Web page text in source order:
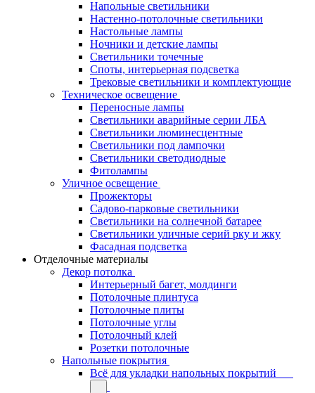
Напольные светильники
Настенно-потолочные светильники
Настольные лампы
Ночники и детские лампы
Светильники точечные
Споты, интерьерная подсветка
Трековые светильники и комплектующие
Техническое освещение
Переносные лампы
Светильники аварийные серии ЛБА
Светильники люминесцентные
Светильники под лампочки
Светильники светодиодные
Фитолампы
Уличное освещение
Прожекторы
Садово-парковые светильники
Светильники на солнечной батарее
Светильники уличные серий рку и жку
Фасадная подсветка
Отделочные материалы
Декор потолка
Интерьерный багет, молдинги
Потолочные плинтуса
Потолочные плиты
Потолочные углы
Потолочный клей
Розетки потолочные
Напольные покрытия
Всё для укладки напольных покрытий